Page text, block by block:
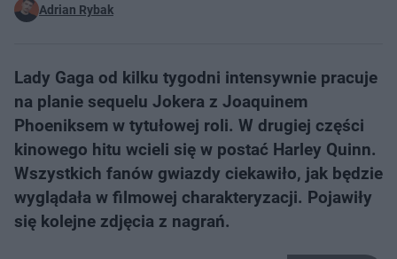
Adrian Rybak
Lady Gaga od kilku tygodni intensywnie pracuje
na planie sequelu Jokera z Joaquinem
Phoeniksem w tytułowej roli. W drugiej części
kinowego hitu wcieli się w postać Harley Quinn.
Wszystkich fanów gwiazdy ciekawiło, jak będzie
wyglądała w filmowej charakteryzacji. Pojawiły
się kolejne zdjęcia z nagrań.